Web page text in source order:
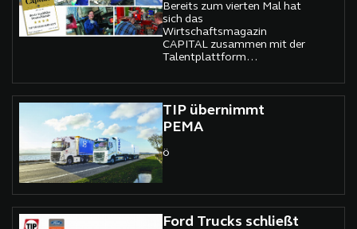
Bereits zum vierten Mal hat
sich das
Wirtschaftsmagazin
CAPITAL zusammen mit der
Talentplattform
Personalmarketing-
Experten von TERRITORY
EMBRACE auf die Suche
nach Deutschlands besten
Ausbildern gemacht.
TIP übernimmt
PEMA
ö
Ford Trucks schließt